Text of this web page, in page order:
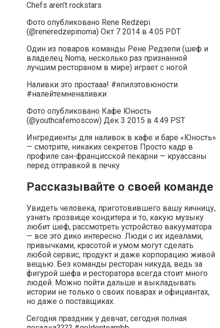
Chefs aren’t rockstars
Фото опубликовано Rene Redzepi
(@reneredzepinoma) Окт 7 2014 в 4:05 PDT
Один из поваров команды Рене Редзепи (шеф и
владелец Noma, несколько раз признанной
лучшим рестораном в мире) играет с ногой
Наливки это простааа! #япилэтовюности
#налейтемненаливки
Фото опубликовано Кафе Юность
(@youthcafemoscow) Дек 3 2015 в 4:49 PST
Ингредиенты для наливок в кафе и баре «Юность»
— смотрите, никаких секретов Просто кадр в
профиле сан-францисской пекарни — круассаны
перед отправкой в печку
Рассказывайте о своей команде
Увидеть человека, приготовившего вашу яичницу,
узнать прозвище кондитера и то, какую музыку
любит шеф, рассмотреть устройство вакууматора
— все это дико интересно. Люди с их идеалами,
привычками, красотой и умом могут сделать
любой сервис, продукт и даже корпорацию живой
вещью. Без команды ресторан никуда, ведь за
фигурой шефа и ресторатора всегда стоит много
людей. Можно пойти дальше и выкладывать
истории не только о своих поварах и официантах,
но даже о поставщиках.
Сегодня праздник у девчат, сегодня полная